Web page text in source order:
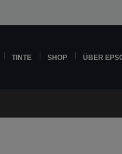
TINTE SHOP ÜBER